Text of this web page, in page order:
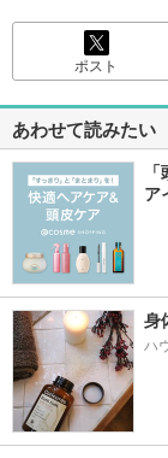
ポスト
あわせて読みたい
ア
身
ハ